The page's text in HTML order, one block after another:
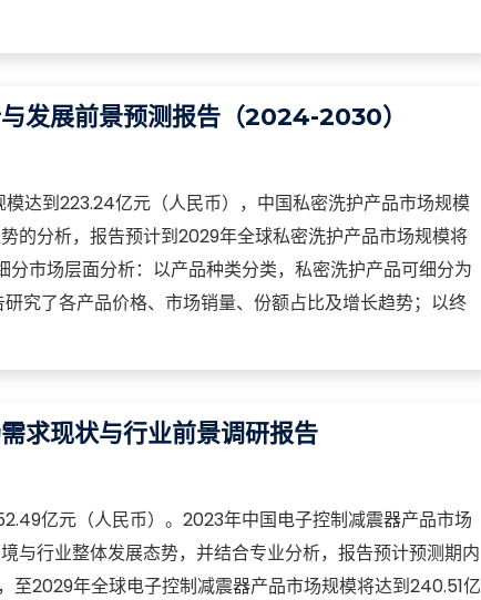
发展前景预测报告（2024-2030）
达到223.24亿元（人民币），中国私密洗护产品市场规模
的分析，报告预计到2029年全球私密洗护产品市场规模将
分市场层面分析：以产品种类分类，私密洗护产品可细分为
究了各产品价格、市场销量、份额占比及增长趋势；以终
求现状与行业前景调研报告
亿元（人民币）。2023年中国电子控制减震器产品市场
与行业整体发展态势，并结合专业分析，报告预计预测期内
至2029年全球电子控制减震器产品市场规模将达到240.51亿